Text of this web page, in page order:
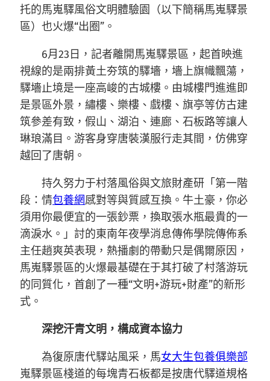
托的馬嵬驛風俗文明體驗園（以下簡稱馬嵬驛景
區）也火爆“出圈”。
6月23日，記者離開馬嵬驛景區，起首映進
視線的是兩排黃土夯筑的驛墻，墻上旗幟飄蕩，
驛墻止境是一座高峻的古城樓。由城樓門進進即
是景區外景，繡樓、樂樓、戲樓、旗亭等仿古建
筑參差有致，假山、湖泊、連廊、石板路等讓人
琳琅滿目。游客身穿唐裝漢服行走其間，仿佛穿
越回了唐朝。
持久努力于村落風俗與文旅財產研「第一階
段：情包養網感對等與質感互換。牛土豪，你必
須用你最便宜的一張鈔票，換取張水瓶最貴的一
滴淚水。」討的東南年夜學消息傳佈學院傳佈系
主任趙爽英表現，熱播劇的帶動只是偶爾原因，
馬嵬驛景區的火爆最基礎在于其打破了村落游玩
的同質化，首創了一種“文明+游玩+財產”的新形
式。
深挖汗青文明，構成資本協力
為復原唐代驛站風采，馬女大生包養俱樂部
嵬驛景區棧道的每塊青石板都是按唐代驛道規格